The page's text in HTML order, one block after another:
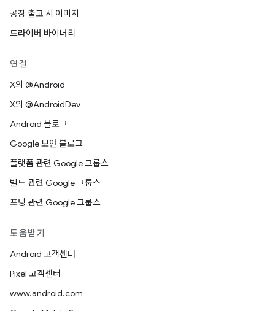
공장 출고 시 이미지
드라이버 바이너리
연결
X의 @Android
X의 @AndroidDev
Android 블로그
Google 보안 블로그
플랫폼 관련 Google 그룹스
빌드 관련 Google 그룹스
포팅 관련 Google 그룹스
도움받기
Android 고객센터
Pixel 고객센터
www.android.com